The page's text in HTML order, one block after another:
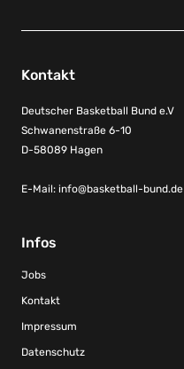
Kontakt
Deutscher Basketball Bund e.V
Schwanenstraße 6-10
D-58089 Hagen
E-Mail: info@basketball-bund.de
Infos
Jobs
Kontakt
Impressum
Datenschutz